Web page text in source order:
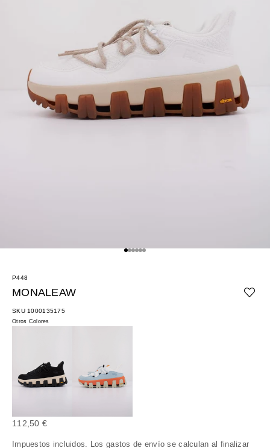
Ir al artículo 1
Ir al artículo 2
Ir al artículo 3
Ir al artículo 4
Ir al artículo 5
Ir al artículo 6
P448
MONALEAW
SKU 1000135175
Otros Colores
Precio de oferta
112,50 €
Impuestos incluidos. Los gastos de envío se calculan al finalizar